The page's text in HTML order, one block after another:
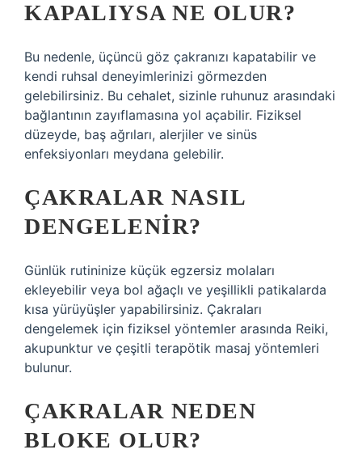
KAPALIYSA NE OLUR?
Bu nedenle, üçüncü göz çakranızı kapatabilir ve
kendi ruhsal deneyimlerinizi görmezden
gelebilirsiniz. Bu cehalet, sizinle ruhunuz arasındaki
bağlantının zayıflamasına yol açabilir. Fiziksel
düzeyde, baş ağrıları, alerjiler ve sinüs
enfeksiyonları meydana gelebilir.
ÇAKRALAR NASIL
DENGELENIR?
Günlük rutininize küçük egzersiz molaları
ekleyebilir veya bol ağaçlı ve yeşillikli patikalarda
kısa yürüyüşler yapabilirsiniz. Çakraları
dengelemek için fiziksel yöntemler arasında Reiki,
akupunktur ve çeşitli terapötik masaj yöntemleri
bulunur.
ÇAKRALAR NEDEN
BLOKE OLUR?